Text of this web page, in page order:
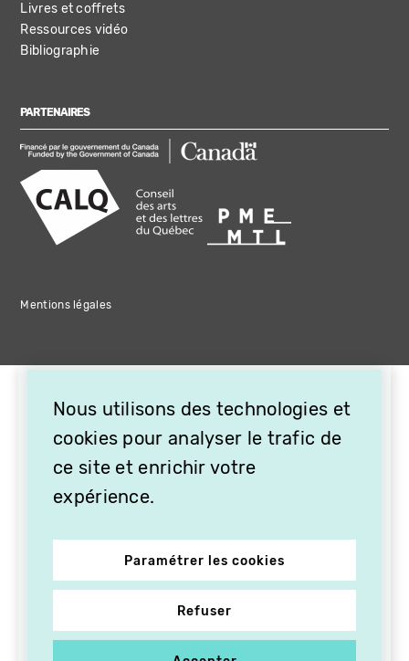
Livres et coffrets
Ressources vidéo
Bibliographie
PARTENAIRES
Mentions légales
Nous utilisons des technologies et
cookies pour analyser le trafic de
ce site et enrichir votre
expérience.
Paramétrer les cookies
Refuser